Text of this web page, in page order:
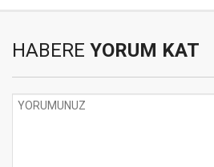
HABERE YORUM KAT